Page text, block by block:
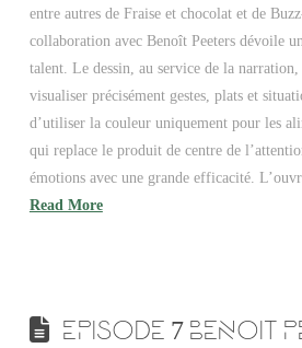
entre autres de Fraise et chocolat et de
collaboration avec Benoît Peeters dévoile
talent. Le dessin, au service de la
visualiser précisément gestes, plats et
d’utiliser la couleur uniquement pour les
qui replace le produit de centre de
émotions avec une grande efficacité.
Read More
EPISODE 7 BENOIT